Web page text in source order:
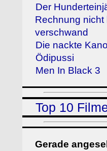
Der
Rechnung nicht
verschwand
Die nackte
Ödipussi
Men In Black 3
Top 10
Gerade